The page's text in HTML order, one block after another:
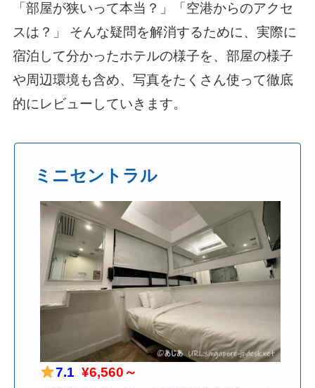
「部屋が狭いって本当？」「空港からのアクセ
スは？」 そんな疑問を解消するために、実際に
宿泊して分かったホテルの様子を、部屋の様子
や周辺環境も含め、写真をたくさん使って徹底
的にレビューしていきます。
ミニセントラル
7.1 ¥6,560～